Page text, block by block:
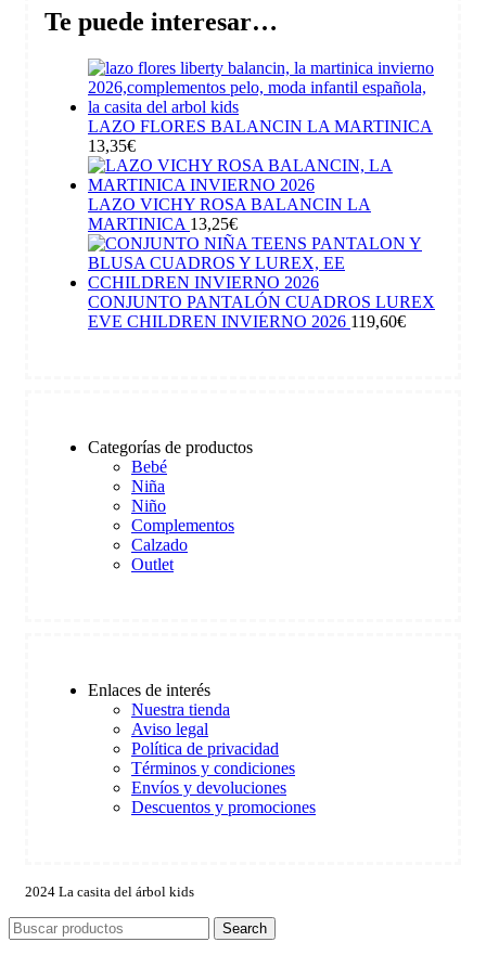
Te puede interesar…
LAZO FLORES BALANCIN LA MARTINICA
13,35€
LAZO VICHY ROSA BALANCIN LA
MARTINICA 13,25€
CONJUNTO PANTALÓN CUADROS LUREX
EVE CHILDREN INVIERNO 2026 119,60€
Categorías de productos
Bebé
Niña
Niño
Complementos
Calzado
Outlet
Enlaces de interés
Nuestra tienda
Aviso legal
Política de privacidad
Términos y condiciones
Envíos y devoluciones
Descuentos y promociones
2024 La casita del árbol kids
Search